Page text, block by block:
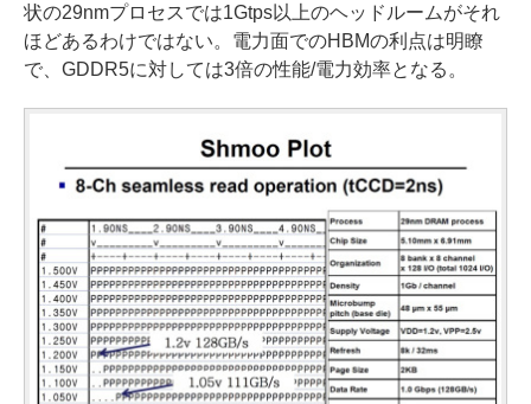
状の29nmプロセスでは1Gtps以上のヘッドルームがそれ
ほどあるわけではない。電力面でのHBMの利点は明瞭
で、GDDR5に対しては3倍の性能/電力効率となる。